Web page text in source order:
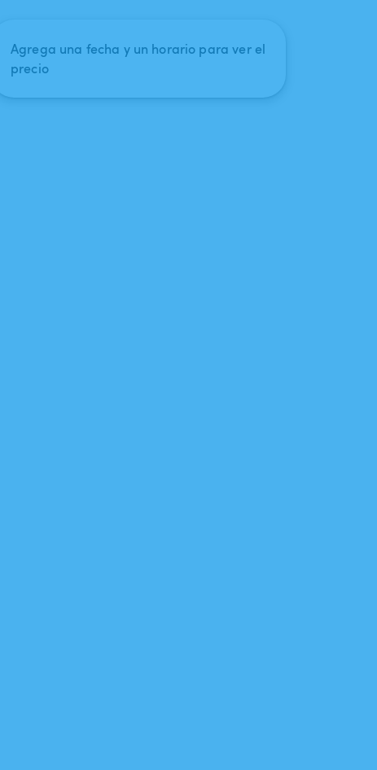
Agrega una fecha y un horario para ver el
precio